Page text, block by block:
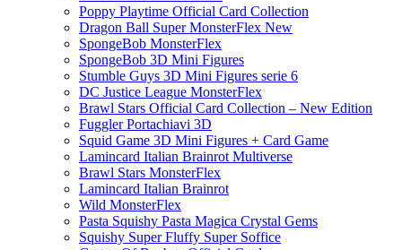
Poppy Playtime Official Card Collection
Dragon Ball Super MonsterFlex New
SpongeBob MonsterFlex
SpongeBob 3D Mini Figures
Stumble Guys 3D Mini Figures serie 6
DC Justice League MonsterFlex
Brawl Stars Official Card Collection – New Edition
Fuggler Portachiavi 3D
Squid Game 3D Mini Figures + Card Game
Lamincard Italian Brainrot Multiverse
Brawl Stars MonsterFlex
Lamincard Italian Brainrot
Wild MonsterFlex
Pasta Squishy Pasta Magica Crystal Gems
Squishy Super Fluffy Super Soffice